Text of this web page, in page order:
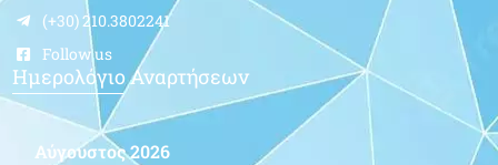
(+30) 210.3802241
Follow us
Ημερολόγιο Αναρτήσεων
Αύγουστος 2026